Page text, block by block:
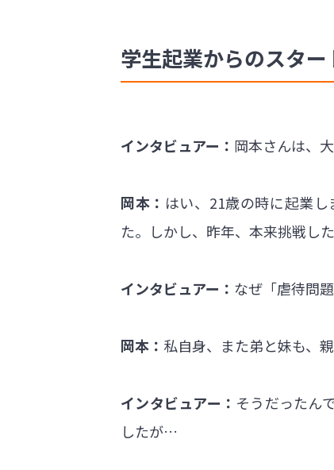
学生起業からのスター
インタビュアー： 岡本さんは、
岡本： はい、21歳の時に起業
た。しかし、昨年、本来挑戦し
インタビュアー： なぜ「虐待問
岡本： 私自身、また弟と妹も、
インタビュアー： そうだったん
したが…